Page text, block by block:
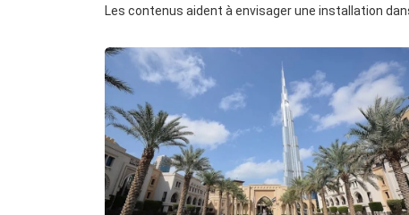
Les contenus aident à envisager une installation